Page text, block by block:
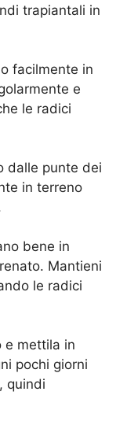
trapiantali in
facilmente in
e
le radici
dalle punte dei
in terreno
bene in
Mantieni
le radici
e mettila in
pochi giorni
quindi